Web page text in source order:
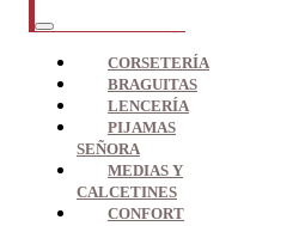
CORSETERÍA
BRAGUITAS
LENCERÍA
PIJAMAS
SEÑORA
MEDIAS Y
CALCETINES
CONFORT